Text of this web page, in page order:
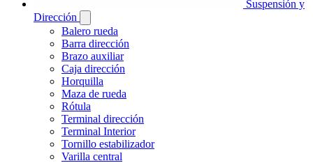
Suspensión y
Dirección
Balero rueda
Barra dirección
Brazo auxiliar
Caja dirección
Horquilla
Maza de rueda
Rótula
Terminal dirección
Terminal Interior
Tornillo estabilizador
Varilla central